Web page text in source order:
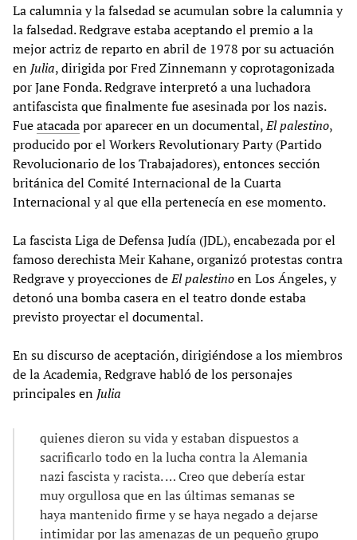
La calumnia y la falsedad se acumulan sobre la calumnia y
la falsedad. Redgrave estaba aceptando el premio a la
mejor actriz de reparto en abril de 1978 por su actuación
en Julia, dirigida por Fred Zinnemann y coprotagonizada
por Jane Fonda. Redgrave interpretó a una luchadora
antifascista que finalmente fue asesinada por los nazis.
Fueatacadapor aparecer en un documental,Elpalestino,
producido por el Workers Revolutionary Party (Partido
Revolucionario de los Trabajadores), entonces sección
británica del Comité Internacional de la Cuarta
Internacional y al que ella pertenecía en ese momento.
La fascista Liga de Defensa Judía (JDL), encabezada por el
famoso derechista Meir Kahane, organizó protestas contra
Redgrave y proyecciones deEl palestinoen Los Ángeles, y
detonó una bomba casera en el teatro donde estaba
previsto proyectar el documental.
En su discurso de aceptación, dirigiéndose a los miembros
de la Academia, Redgrave habló de los personajes
principales en Julia
quienes dieron su vida y estaban dispuestos a
sacrificarlo todo en la lucha contra la Alemania
nazi fascista y racista. … Creo que debería estar
muy orgullosa que en las últimas semanas se
haya mantenido firme y se haya negado a dejarse
intimidar por las amenazas de un pequeño grupo